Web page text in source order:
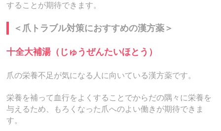
することが期待できます。
＜爪トラブル対策におすすめの漢方薬＞
十全大補湯（じゅうぜんたいほとう）
爪の栄養不足が気になる人に向いている漢方薬です。
栄養を補って血行をよくすることでからだの隅々に栄養を
与えるため、もろくなった爪へのよい働きが期待できま
す。